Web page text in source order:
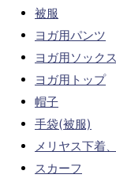
被服
ヨガ用パンツ
ヨガ用ソックス
ヨガ用トップ
帽子
手袋(被服)
メリヤス下着
スカーフ